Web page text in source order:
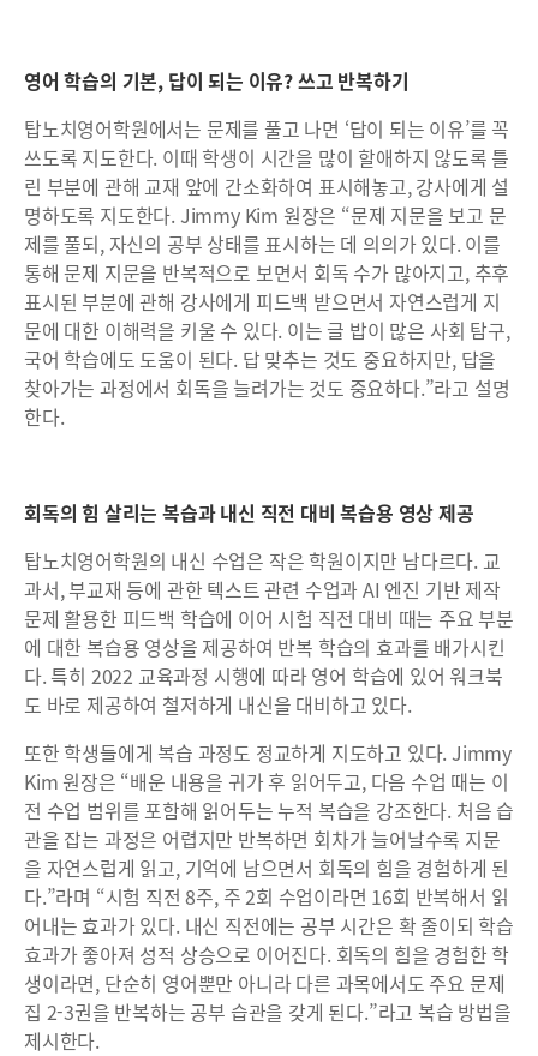
영어 학습의 기본, 답이 되는 이유? 쓰고 반복하기
탑노치영어학원에서는 문제를 풀고 나면 ‘답이 되는 이유’를 꼭
쓰도록 지도한다. 이때 학생이 시간을 많이 할애하지 않도록 틀
린 부분에 관해 교재 앞에 간소화하여 표시해놓고, 강사에게 설
명하도록 지도한다. Jimmy Kim 원장은 “문제 지문을 보고 문
제를 풀되, 자신의 공부 상태를 표시하는 데 의의가 있다. 이를
통해 문제 지문을 반복적으로 보면서 회독 수가 많아지고, 추후
표시된 부분에 관해 강사에게 피드백 받으면서 자연스럽게 지
문에 대한 이해력을 키울 수 있다. 이는 글 밥이 많은 사회 탐구,
국어 학습에도 도움이 된다. 답 맞추는 것도 중요하지만, 답을
찾아가는 과정에서 회독을 늘려가는 것도 중요하다.”라고 설명
한다.
회독의 힘 살리는 복습과 내신 직전 대비 복습용 영상 제공
탑노치영어학원의 내신 수업은 작은 학원이지만 남다르다. 교
과서, 부교재 등에 관한 텍스트 관련 수업과 AI 엔진 기반 제작
문제 활용한 피드백 학습에 이어 시험 직전 대비 때는 주요 부분
에 대한 복습용 영상을 제공하여 반복 학습의 효과를 배가시킨
다. 특히 2022 교육과정 시행에 따라 영어 학습에 있어 워크북
도 바로 제공하여 철저하게 내신을 대비하고 있다.
또한 학생들에게 복습 과정도 정교하게 지도하고 있다. Jimmy
Kim 원장은 “배운 내용을 귀가 후 읽어두고, 다음 수업 때는 이
전 수업 범위를 포함해 읽어두는 누적 복습을 강조한다. 처음 습
관을 잡는 과정은 어렵지만 반복하면 회차가 늘어날수록 지문
을 자연스럽게 읽고, 기억에 남으면서 회독의 힘을 경험하게 된
다.”라며 “시험 직전 8주, 주 2회 수업이라면 16회 반복해서 읽
어내는 효과가 있다. 내신 직전에는 공부 시간은 확 줄이되 학습
효과가 좋아져 성적 상승으로 이어진다. 회독의 힘을 경험한 학
생이라면, 단순히 영어뿐만 아니라 다른 과목에서도 주요 문제
집 2-3권을 반복하는 공부 습관을 갖게 된다.”라고 복습 방법을
제시한다.